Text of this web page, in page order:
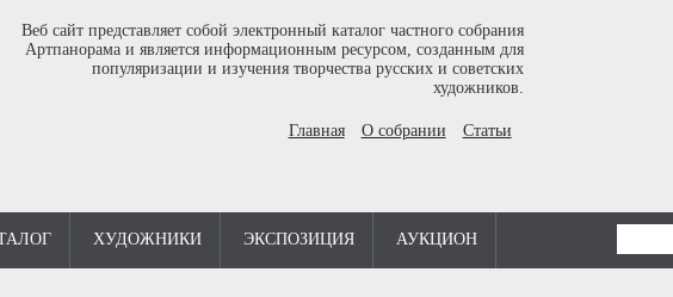
Веб сайт представляет собой электронный каталог частного собрания
Артпанорама и является информационным ресурсом, созданным для
популяризации и изучения творчества русских и советских
художников.
Главная О собрании Статьи
ХУДОЖНИКИ ЭКСПОЗИЦИЯ АУКЦИОН